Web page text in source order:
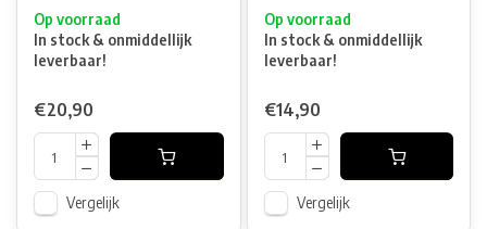
Op voorraad
In stock & onmiddellijk
leverbaar!
€20,90
Vergelijk
Op voorraad
In stock & onmiddellijk
leverbaar!
€14,90
Vergelijk